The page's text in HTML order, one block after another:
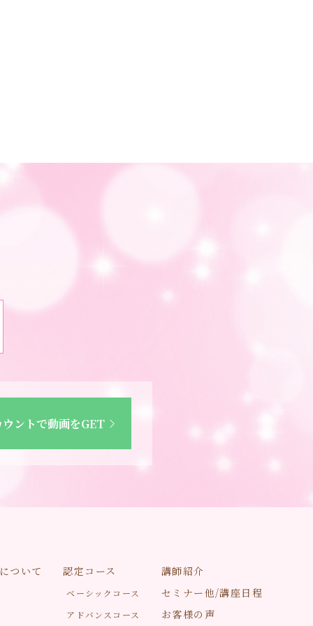
ントで動画をGET
ついて 認定コース
ベーシックコース
アドバンスコース
講師紹介
セミナー他/講座日程
お客様の声